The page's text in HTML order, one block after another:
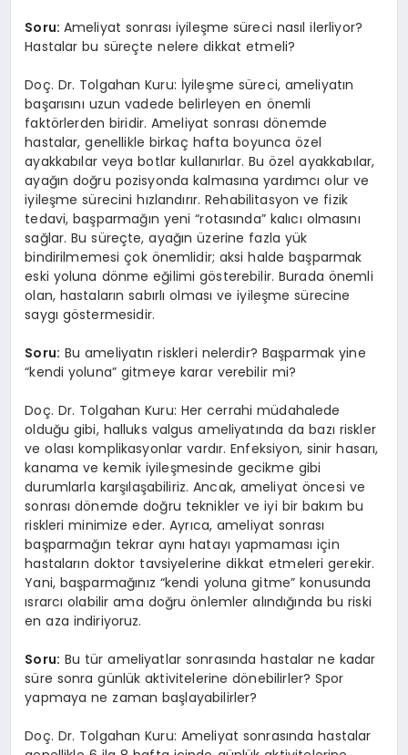
Soru: Ameliyat sonrası iyileşme süreci nasıl ilerliyor?
Hastalar bu süreçte nelere dikkat etmeli?
Doç. Dr. Tolgahan Kuru: İyileşme süreci, ameliyatın
başarısını uzun vadede belirleyen en önemli
faktörlerden biridir. Ameliyat sonrası dönemde
hastalar, genellikle birkaç hafta boyunca özel
ayakkabılar veya botlar kullanırlar. Bu özel ayakkabılar,
ayağın doğru pozisyonda kalmasına yardımcı olur ve
iyileşme sürecini hızlandırır. Rehabilitasyon ve fizik
tedavi, başparmağın yeni “rotasında” kalıcı olmasını
sağlar. Bu süreçte, ayağın üzerine fazla yük
bindirilmemesi çok önemlidir; aksi halde başparmak
eski yoluna dönme eğilimi gösterebilir. Burada önemli
olan, hastaların sabırlı olması ve iyileşme sürecine
saygı göstermesidir.
Soru: Bu ameliyatın riskleri nelerdir? Başparmak yine
“kendi yoluna” gitmeye karar verebilir mi?
Doç. Dr. Tolgahan Kuru: Her cerrahi müdahalede
olduğu gibi, halluks valgus ameliyatında da bazı riskler
ve olası komplikasyonlar vardır. Enfeksiyon, sinir hasarı,
kanama ve kemik iyileşmesinde gecikme gibi
durumlarla karşılaşabiliriz. Ancak, ameliyat öncesi ve
sonrası dönemde doğru teknikler ve iyi bir bakım bu
riskleri minimize eder. Ayrıca, ameliyat sonrası
başparmağın tekrar aynı hatayı yapmaması için
hastaların doktor tavsiyelerine dikkat etmeleri gerekir.
Yani, başparmağınız “kendi yoluna gitme” konusunda
ısrarcı olabilir ama doğru önlemler alındığında bu riski
en aza indiriyoruz.
Soru: Bu tür ameliyatlar sonrasında hastalar ne kadar
süre sonra günlük aktivitelerine dönebilirler? Spor
yapmaya ne zaman başlayabilirler?
Doç. Dr. Tolgahan Kuru: Ameliyat sonrasında hastalar